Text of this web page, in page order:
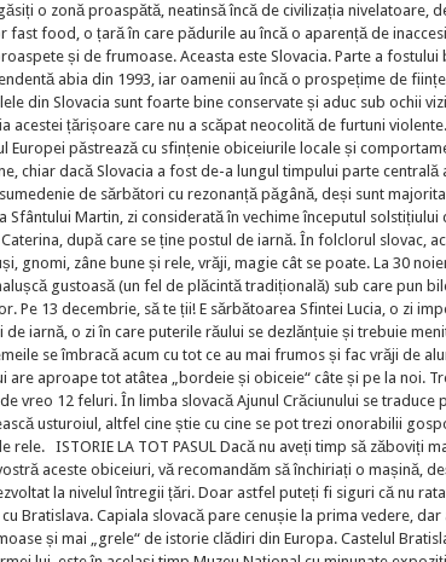
o zonă proaspătă, neatinsă încă de civilizația nivelatoare,
food, o țară în care pădurile au încă o aparență de
și de frumoase. Aceasta este Slovacia. Parte a fostului
abia din 1993, iar oamenii au încă o prospețime de
din Slovacia sunt foarte bine conservate și aduc sub ochii
acestei țărișoare care nu a scăpat neocolită de furtuni
Europei păstrează cu sfințenie obiceiurile locale și
chiar dacă Slovacia a fost de-a lungul timpului parte
de sărbători cu rezonanță păgână, deși sunt
Sfântului Martin, zi considerată în vechime începutul solstițiului
după care se ține postul de iarnă. În folclorul slovac,
gnomi, zâne bune și rele, vrăji, magie cât se poate. La 30
gustoasă (un fel de plăcintă tradițională) sub care pun
Pe 13 decembrie, să te ții! E sărbătoarea Sfintei Lucia, o zi
de iarnă, o zi în care puterile răului se dezlănțuie și trebuie
se îmbracă acum cu tot ce au mai frumos și fac vrăji de
are aproape tot atâtea „bordeie și obiceie“ câte și pe la noi.
vreo 12 feluri. În limba slovacă Ajunul Crăciunului se traduce
usturoiul, altfel cine știe cu cine se pot trezi onorabilii
rele. ISTORIE LA TOT PASUL Dacă nu aveți timp să zăboviți
aceste obiceiuri, vă recomandăm să închiriați o mașină,
la nivelul întregii țări. Doar astfel puteți fi siguri că nu
Bratislava. Capiala slovacă pare cenușie la prima vedere, dar
și mai „grele“ de istorie clădiri din Europa. Castelul